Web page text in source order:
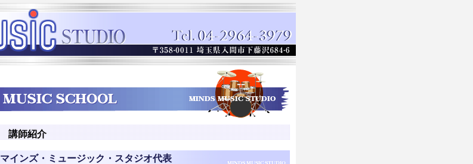
講師紹介
マインズ・ミュージック・スタジオ代表